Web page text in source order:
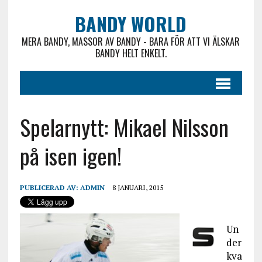
BANDY WORLD
MERA BANDY, MASSOR AV BANDY - BARA FÖR ATT VI ÄLSKAR
BANDY HELT ENKELT.
Spelarnytt: Mikael Nilsson
på isen igen!
PUBLICERAD AV: ADMIN 8 JANUARI, 2015
Un
der
kva